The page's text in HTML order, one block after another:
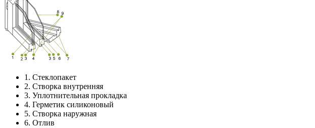
1. Стеклопакет
2. Створка внутренняя
3. Уплотнительная прокладка
4. Герметик силиконовый
5. Створка наружная
6. Отлив